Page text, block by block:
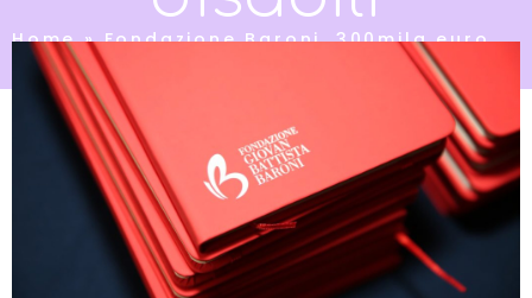
Home»Fondazione Baroni, 300mila euro
per inclusione disabili